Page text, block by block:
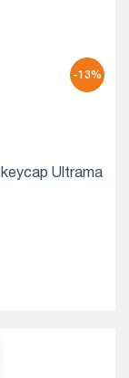
-13%
Ultrama